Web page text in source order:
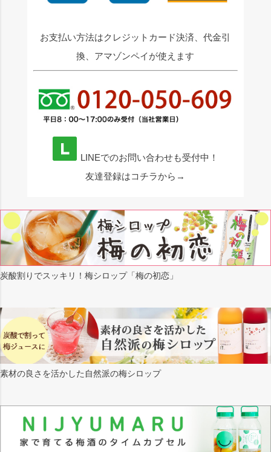
お支払い方法はクレジットカード決済、代金引
換、アマゾンペイが使えます
LINEでのお問い合わせも受付中！
友達登録はコチラから→
炭酸割りでスッキリ！梅シロップ「梅の初恋」
素材の良さを活かした自然派の梅シロップ